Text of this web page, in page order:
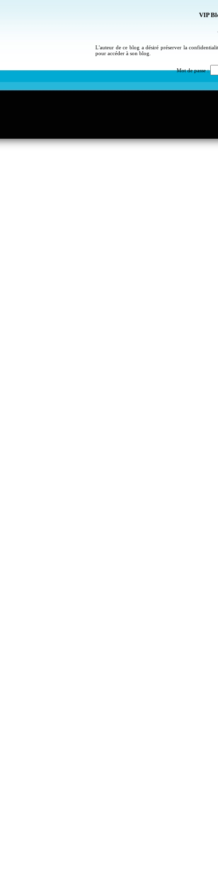
VIP
L'auteur de ce blog a désiré préserver la
pour accéder à son blog.
Mot de passe :